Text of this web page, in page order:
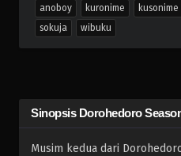
anoboy kuronime kusonime
sokuja
wibuku
Sinopsis Dorohedoro
Musim kedua dari